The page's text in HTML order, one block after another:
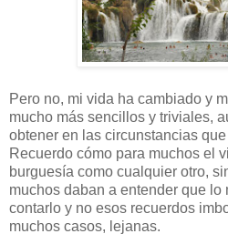
Pero no, mi vida ha cambiado y
mucho más sencillos y triviales,
obtener en las circunstancias
Recuerdo cómo para muchos el
burguesía como cualquier otro,
muchos daban a entender que lo
contarlo y no esos recuerdos
muchos casos, lejanas.